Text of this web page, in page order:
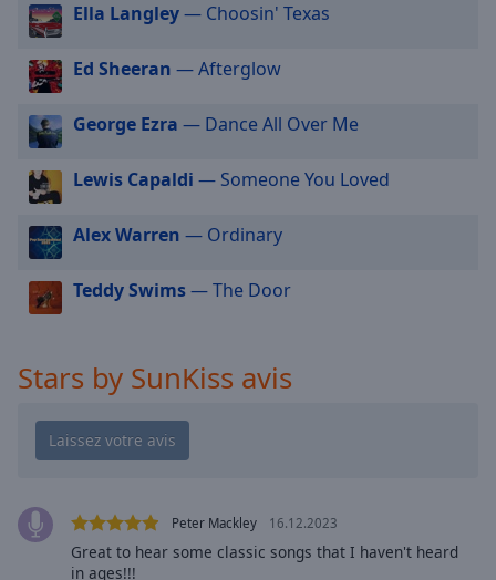
window.
Escape
cancel
and
close
window.
Text
Color
Text
Opacity
Ella Langley— Choosin' Texas
Ed Sheeran — Afterglow
George Ezra — Dance All Over Me
Lewis Capaldi — Someone You Loved
Alex Warren — Ordinary
Teddy Swims— The Door
Stars by SunKiss avis
Peter Mackley 16.12.2023
Great to hear some classic songs that I haven't heard
in ages!!!